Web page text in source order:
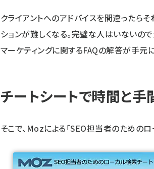
クライアントへのアドバイスを間違ったら
ションが難しくなる。完璧な人はいないの
マーケティングに関するFAQの解答が手元
チートシートで時間と手
そこで、Mozによる「SEO担当者のためのロ